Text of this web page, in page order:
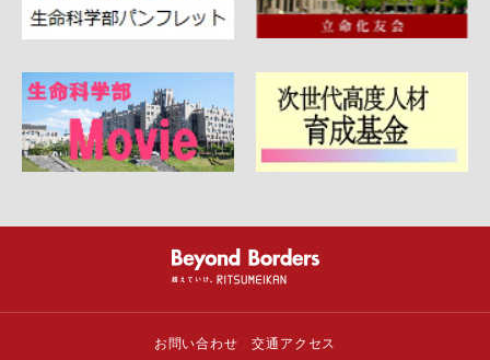
お問い合わせ 交通アクセス